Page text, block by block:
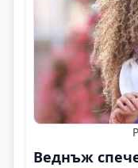
Веднъж